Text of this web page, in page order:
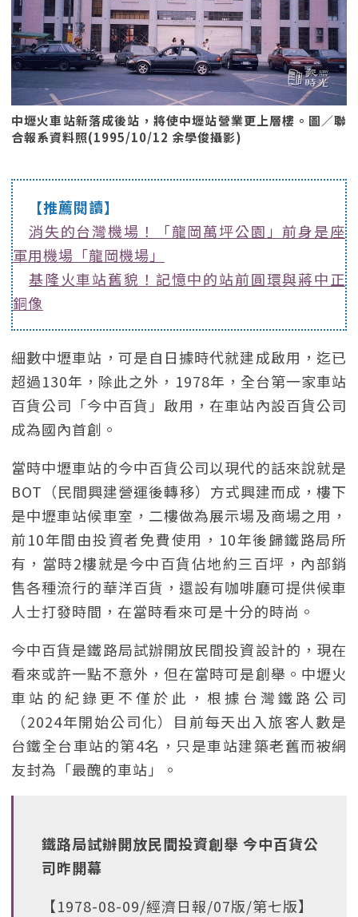
中壢火車站新落成後站，將使中壢站營業更上層樓。圖／聯
合報系資料照(1995/10/12 余學俊攝影)
【推薦閱讀】
消失的台灣機場！「龍岡萬坪公園」前身是座
軍用機場「龍岡機場」
基隆火車站舊貌！記憶中的站前圓環與蔣中正
銅像
細數中壢車站，可是自日據時代就建成啟用，迄已
超過130年，除此之外，1978年，全台第一家車站
百貨公司「今中百貨」啟用，在車站內設百貨公司
成為國內首創。
當時中壢車站的今中百貨公司以現代的話來說就是
BOT（民間興建營運後轉移）方式興建而成，樓下
是中壢車站候車室，二樓做為展示場及商場之用，
前10年間由投資者免費使用，10年後歸鐵路局所
有，當時2樓就是今中百貨佔地約三百坪，內部銷
售各種流行的華洋百貨，還設有咖啡廳可提供候車
人士打發時間，在當時看來可是十分的時尚。
今中百貨是鐵路局試辦開放民間投資設計的，現在
看來或許一點不意外，但在當時可是創舉。中壢火
車站的紀錄更不僅於此，根據台灣鐵路公司
（2024年開始公司化）目前每天出入旅客人數是
台鐵全台車站的第4名，只是車站建築老舊而被網
友封為「最醜的車站」。
鐵路局試辦開放民間投資創舉 今中百貨公
司昨開幕
【1978-08-09/經濟日報/07版/第七版】